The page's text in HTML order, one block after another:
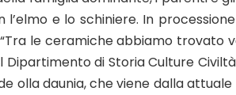
l’elmo e lo schiniere. In
le ceramiche abbiamo trovato
Dipartimento di Storia Culture
olla daunia, che viene dalla